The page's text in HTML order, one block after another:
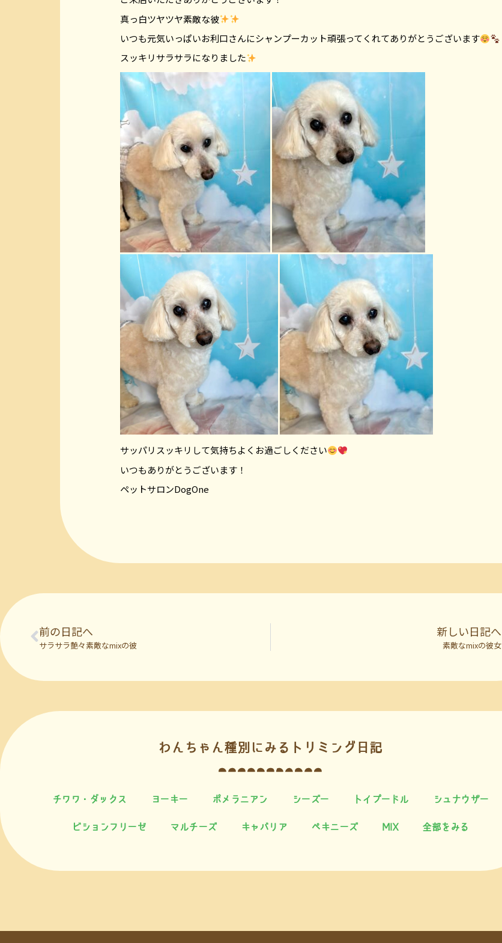
真っ白ツヤツヤ素敵な彼
いつも元気いっぱいお利口さんにシャンプーカット頑張ってくれてありがとうございます
スッキリサラサラになりました
サッパリスッキリして気持ちよくお過ごしください
いつもありがとうございます！
ペットサロンDogOne
前の日記へ
サラサラ艶々素敵なmixの彼
新しい日記へ
素敵なmixの彼女
わんちゃん種別にみるトリミング日記
チワワ・ダックス ヨーキー ポメラニアン シーズー トイプードル シュナウザー
ビションフリーゼ マルチーズ キャバリア ペキニーズ MIX 全部をみる